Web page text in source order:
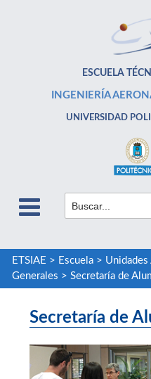
ESCUELA
INGENIERÍA
UNIVERSIDAD
ETSIAE > Escuela>
Generales > Secretaría de
Secretaría de